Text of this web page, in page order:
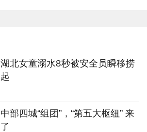
湖北女童溺水8秒被安全员瞬移捞
起
中部四城“组团”，“第五大枢纽” 来
了